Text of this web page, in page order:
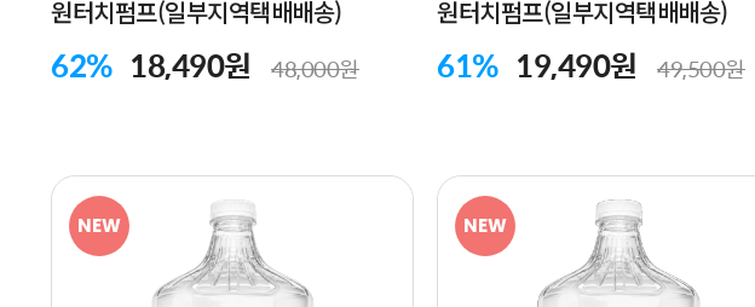
원터치펌프(일부지역택배배송)
62% 18,490원 48,000원
원터치펌프(일부지역택배배송)
61% 19,490원 49,500원
NEW NEW